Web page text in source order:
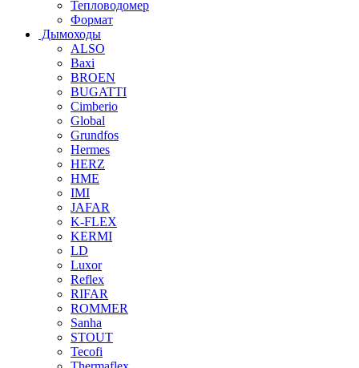
Тепловодомер
Формат
Дымоходы
ALSO
Baxi
BROEN
BUGATTI
Cimberio
Global
Grundfos
Hermes
HERZ
HME
IMI
JAFAR
K-FLEX
KERMI
LD
Luxor
Reflex
RIFAR
ROMMER
Sanha
STOUT
Tecofi